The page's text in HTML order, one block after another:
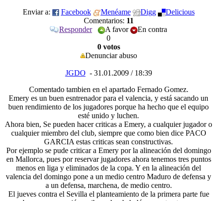
Enviar a:
Facebook Menéame Digg
Delicious
Comentarios: 11
Responder
A favor
En contra
0
0 votos
Denunciar abuso
JGDO - 31.01.2009 / 18:39
Comentado tambien en el apartado Fernado Gomez.
Emery es un buen esntrenador para el valencia, y está sacando un
buen rendimiento de los jugadores porque ha hecho que el equipo
esté unido y luchen.
Ahora bien, Se pueden hacer criticas a Emery, a cualquier jugador o
cualquier miembro del club, siempre que como bien dice PACO
GARCIA estas criticas sean constructivas.
Por ejemplo se pude criticar a Emery por la alineación del domingo
en Mallorca, pues por reservar jugadores ahora tenemos tres puntos
menos en liga y eliminados de la copa. Y en la alineación del
valencia del domingo pone a un medio centro Maduro de defensa y
a un defensa, marchena, de medio centro.
El jueves contra el Sevilla el planteamiento de la primera parte fue